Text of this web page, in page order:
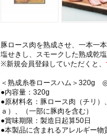
豚ロース肉を熟成させ、一本一
塩せきし、スモークした熟成乾
※新規会員登録していただくと、
＜熟成糸巻ロースハム＞320g
●内容量：320g
●原材料名：豚ロース肉（チリ
ａ）、（一部に豚肉を含む）
●賞味期限：製造日起算50日
●本製品に含まれるアレルギー物